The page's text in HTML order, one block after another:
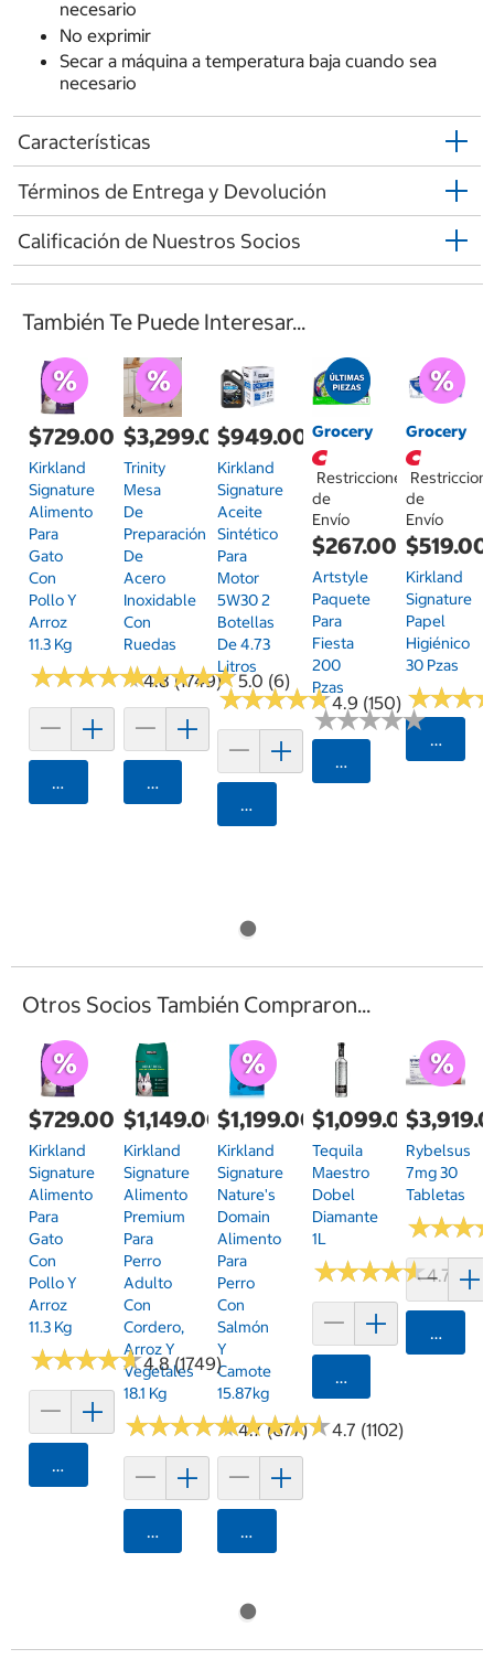
necesario
No exprimir
Secar a máquina a temperatura baja cuando sea
necesario
Características
Términos de Entrega y Devolución
Calificación de Nuestros Socios
También Te Puede Interesar...
$729.00
Kirkland
Signature
Alimento
Para
Gato
Con
Pollo Y
Arroz
11.3 Kg
★★★★★
★★★★★4.8 (1749)
Agregar
$3,299.00
Trinity
Mesa
De
Preparación
De
Acero
Inoxidable
Con
Ruedas
★★★★★
★★★★★5.0 (6)
Agregar
$949.00
Kirkland
Signature
Aceite
Sintético
Para
Motor
5W30 2
Botellas
De 4.73
Litros
★★★★★
★★★★★4.9 (150)
Agregar
Grocery
Restricciones
de
Envío
$267.00
Artstyle
Paquete
Para
Fiesta
200
Pzas
★★★★★
★★★★★
Seleccionar
Grocery
de
Envío
$519.00
Kirkland
Signature
Papel
Higiénico
30 Pzas
★★★
★★★
Otros Socios También Compraron...
$729.00
Kirkland
Signature
Alimento
Para
Gato
Con
Pollo Y
Arroz
11.3 Kg
★★★★★
★★★★★4.8 (1749)
Agregar
$1,149.00
Kirkland
Signature
Alimento
Premium
Para
Perro
Adulto
Con
Cordero,
Arroz Y
Vegetales
18.1 Kg
★★★★★
★★★★★4.7 (677)
Agregar
$1,199.00
Kirkland
Signature
Nature's
Domain
Alimento
Para
Perro
Con
Salmón
Y
Camote
15.87kg
★★★★★
★★★★★4.7 (1102)
Agregar
$1,099.00
Tequila
Maestro
Dobel
Diamante
1L
★★★★★
★★★★★4.7 (46)
Agregar
Rybelsus
7mg 30
Tabletas
★★★
★★★